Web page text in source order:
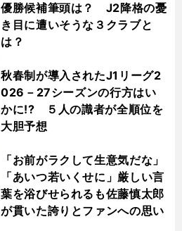
優勝候補筆頭は？ J2降格の憂
き目に遭いそうな３クラブと
は？
秋春制が導入されたJ1リーグ2
026－27シーズンの行方はい
かに!? ５人の識者が全順位を
大胆予想
「お前がラクして生意気だな」
「あいつ若いくせに」厳しい言
葉を浴びせられるも佐藤慎太郎
が貫いた誇りとファンへの思い